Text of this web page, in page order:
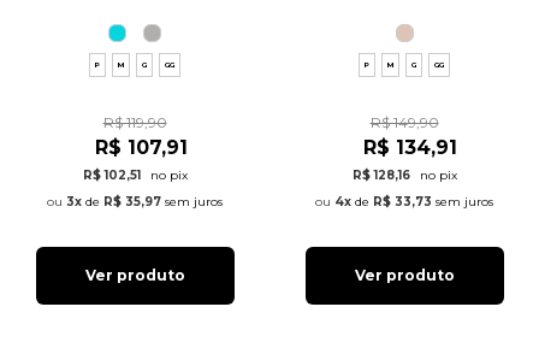
P M G GG
R$ 119,90
R$ 107,91
R$ 102,51
no pix
3x de R$ 35,97 sem juros
Ver produto
P M G GG
R$ 149,90
R$ 134,91
R$ 128,16
no pix
4x de R$ 33,73 sem juros
Ver produto